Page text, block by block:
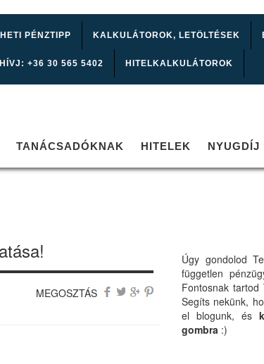
HETI PÉNZTIPP KALKULÁTOROK, LETÖLTÉSEK
+36 30 565 5402 HITELKALKULÁTOROK
TANÁCSADÓKNAK HITELEK NYUGDÍJ
MEGOSZTÁS
Úgy gondolod
független
Fontosnak
Segíts nekünk,
el blogunk, és
gombra :)